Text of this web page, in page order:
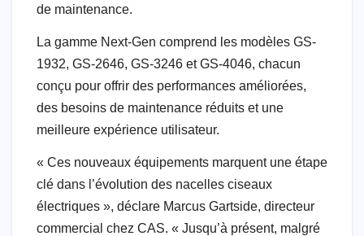
de maintenance.
La gamme Next-Gen comprend les modèles GS-
1932, GS-2646, GS-3246 et GS-4046, chacun
conçu pour offrir des performances améliorées,
des besoins de maintenance réduits et une
meilleure expérience utilisateur.
« Ces nouveaux équipements marquent une étape
clé dans l’évolution des nacelles ciseaux
électriques », déclare Marcus Gartside, directeur
commercial chez CAS. « Jusqu’à présent, malgré